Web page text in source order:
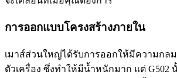
การออกแบบโครงสร้างภายใน
เมาส์ส่วนใหญ่ได้รับการออกให้มีความกล
ตัวเครื่อง ซึ่งทำให้มีน้ำหนักมาก แต่ G502